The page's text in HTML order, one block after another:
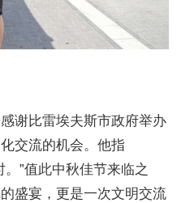
谢比雷埃夫斯市政府举办
交流的机会。他指
”值此中秋佳节来临之
盛宴，更是一次文明交流